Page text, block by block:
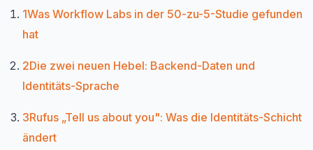
1Was Workflow Labs in der 50-zu-5-Studie gefunden
hat
2Die zwei neuen Hebel: Backend-Daten und
Identitäts-Sprache
3Rufus „Tell us about you": Was die Identitäts-Schicht
ändert